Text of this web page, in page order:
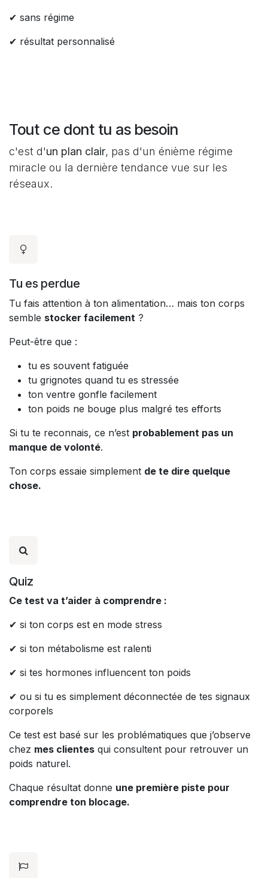
✔ sans régime
✔ résultat personnalisé
Tout ce dont tu as besoin
c'est d'un plan clair, pas d'un énième régime
miracle ou la dernière tendance vue sur les
réseaux.
Tu es perdue
Tu fais attention à ton alimentation… mais ton corps
semble stocker facilement ?
Peut-être que :
tu es souvent fatiguée
tu grignotes quand tu es stressée
ton ventre gonfle facilement
ton poids ne bouge plus malgré tes efforts
Si tu te reconnais, ce n’est probablement pas un
manque de volonté.
Ton corps essaie simplement de te dire quelque
chose.
Quiz
Ce test va t’aider à comprendre :
✔ si ton corps est en mode stress
✔ si ton métabolisme est ralenti
✔ si tes hormones influencent ton poids
✔ ou si tu es simplement déconnectée de tes signaux
corporels
Ce test est basé sur les problématiques que j’observe
chez mes clientes qui consultent pour retrouver un
poids naturel.
Chaque résultat donne une première piste pour
comprendre ton blocage.